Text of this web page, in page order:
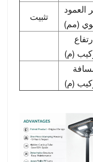
تثبيت
العمود
(مم)
(م)
(م)